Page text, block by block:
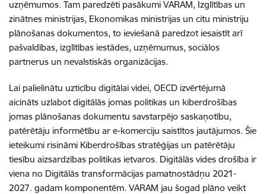
uzņēmumos. Tam paredzēti pasākumi VARAM, Izglītības un
zinātnes ministrijas, Ekonomikas ministrijas un citu ministriju
plānošanas dokumentos, to ieviešanā paredzot iesaistīt arī
pašvaldības, izglītības iestādes, uzņēmumus, sociālos
partnerus un nevalstiskās organizācijas.
Lai palielinātu uzticību digitālai videi, OECD izvērtējumā
aicināts uzlabot digitālās jomas politikas un kiberdrošības
jomas plānošanas dokumentu savstarpējo saskaņotību,
patērētāju informētību ar e-komerciju saistītos jautājumos. Šie
ieteikumi risināmi Kiberdrošības stratēģijas un patērētāju
tiesību aizsardzības politikas ietvaros. Digitālās vides drošība ir
viena no Digitālās transformācijas pamatnostādņu 2021-
2027. gadam komponentēm. VARAM jau šogad plāno veikt